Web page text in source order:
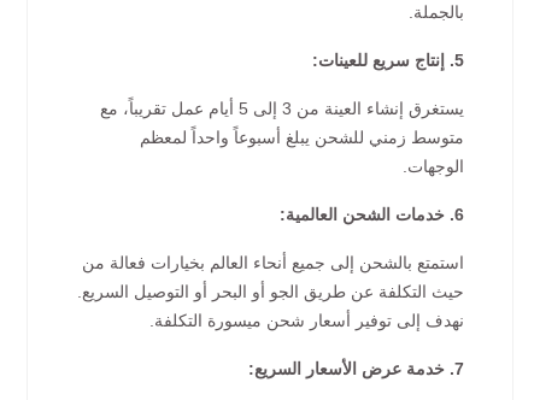
بالجملة.
5. إنتاج سريع للعينات:
يستغرق إنشاء العينة من 3 إلى 5 أيام عمل تقريباً، مع
متوسط زمني للشحن يبلغ أسبوعاً واحداً لمعظم
الوجهات.
6. خدمات الشحن العالمية:
استمتع بالشحن إلى جميع أنحاء العالم بخيارات فعالة من
حيث التكلفة عن طريق الجو أو البحر أو التوصيل السريع.
نهدف إلى توفير أسعار شحن ميسورة التكلفة.
7. خدمة عرض الأسعار السريع: